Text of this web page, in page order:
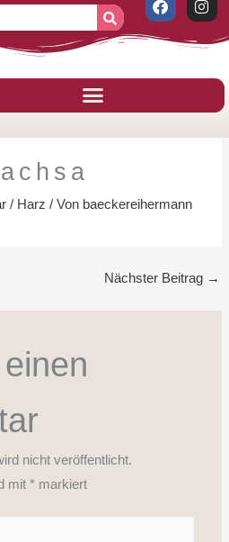
F
a
c
o
k
I
n
t
g
a
/ Harz / Von baeckereihermann
Nächster Beitrag →
nicht veröffentlicht.
mit* markiert